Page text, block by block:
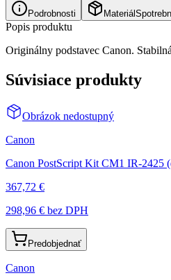
Podrobnosti Materiál
Popis produktu
Originálny podstavec Canon.
Súvisiace produkty
Obrázok nedostupný
Canon
Canon PostScript Kit CM1 IR-2425
367,72 €
298,96 € bez DPH
Predobjednať
Canon